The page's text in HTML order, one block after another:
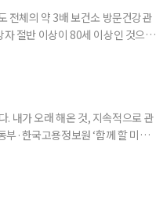
전체의 약 3배 보건소 방문건강관
절반 이상이 80세 이상인 것으로
환자 수
. 내가 오래 해온 것, 지속적으로 관
·한국고용정보원 ‘함께 할 미래